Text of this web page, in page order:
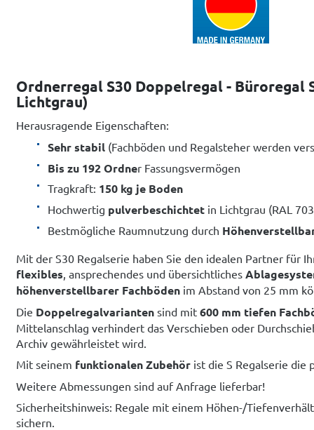
Ordnerregal S30 Doppelregal - Büroregal
Lichtgrau)
Herausragende Eigenschaften:
Sehr stabil (Fachböden und Regalsteher werden
Bis zu 192 Ordner Fassungsvermögen
Tragkraft: 150 kg je Boden
Hochwertig pulverbeschichtetin Lichtgrau (RAL
Bestmögliche Raumnutzung durch
Mit der S30 Regalserie haben Sie den idealen Partner für
flexibles , ansprechendes und übersichtliches
höhenverstellbarer Fachböden im Abstand von 25 mm
Die Doppelregalvarianten sind mit 600 mm tiefen
Mittelanschlag verhindert das Verschieben oder
Archiv gewährleistet wird.
Mit seinem funktionalen Zubehör ist die S Regalserie
Weitere Abmessungen sind auf Anfrage lieferbar!
Sicherheitshinweis: Regale mit einem Höhen-/
sichern.